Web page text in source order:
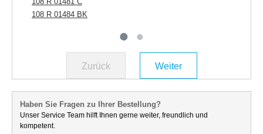
108 R 01484 BK
Zurück Weiter
Haben Sie Fragen zu Ihrer Bestellung?
Unser Service Team hilft Ihnen gerne weiter, freundlich und
kompetent.